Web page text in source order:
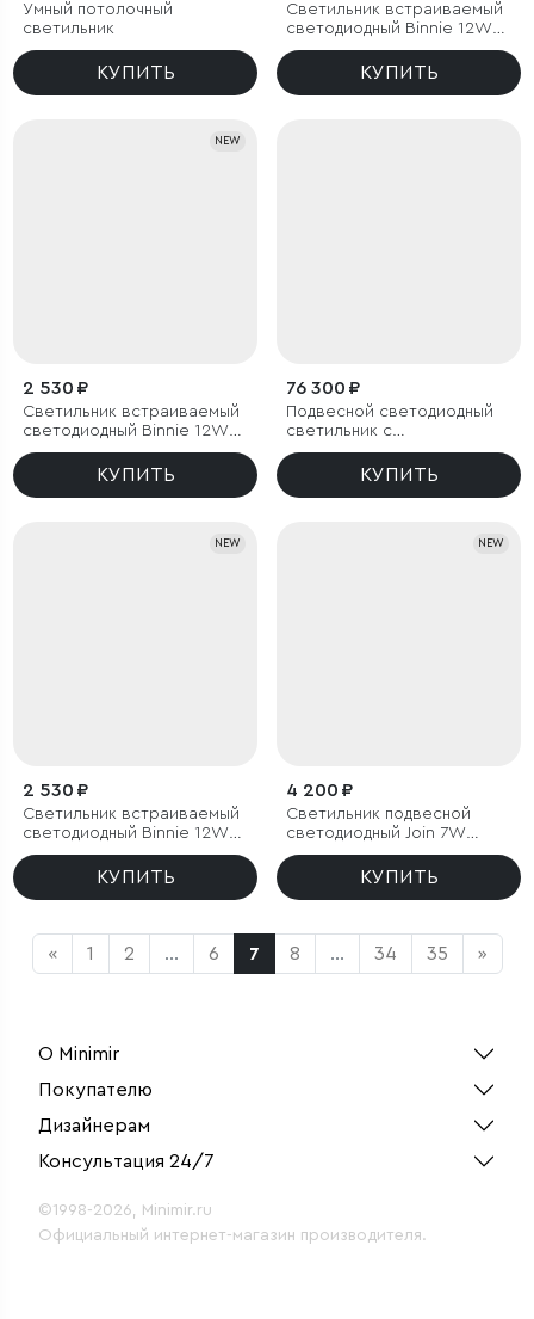
Умный потолочный
светильник
КУПИТЬ
Светильник встраиваемый
светодиодный Binnie 12W
3000K черный
КУПИТЬ
NEW
2 530 ₽
Светильник встраиваемый
светодиодный Binnie 12W
4000K белый
КУПИТЬ
76 300 ₽
Подвесной светодиодный
светильник с
металлическими
плафонамиКУПИТЬ
NEW
2 530 ₽
Светильник встраиваемый
светодиодный Binnie 12W
3000K белый
КУПИТЬ
NEW
4 200 ₽
Светильник подвесной
светодиодный Join 7W
3000K черный
КУПИТЬ
« 1 2 ... 6 7 8 ... 34 35 »
О Minimir
Покупателю
Дизайнерам
Консультация 24/7
©1998-2026, Minimir.ru
Официальный интернет-магазин производителя.